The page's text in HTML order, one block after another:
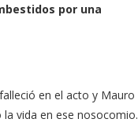
por una
en el acto y Mauro
vida en ese nosocomio.